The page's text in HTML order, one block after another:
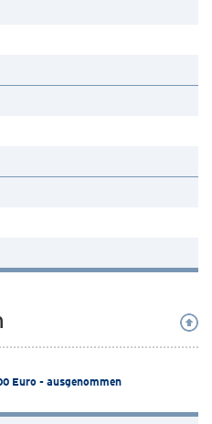
Euro - ausgenommen